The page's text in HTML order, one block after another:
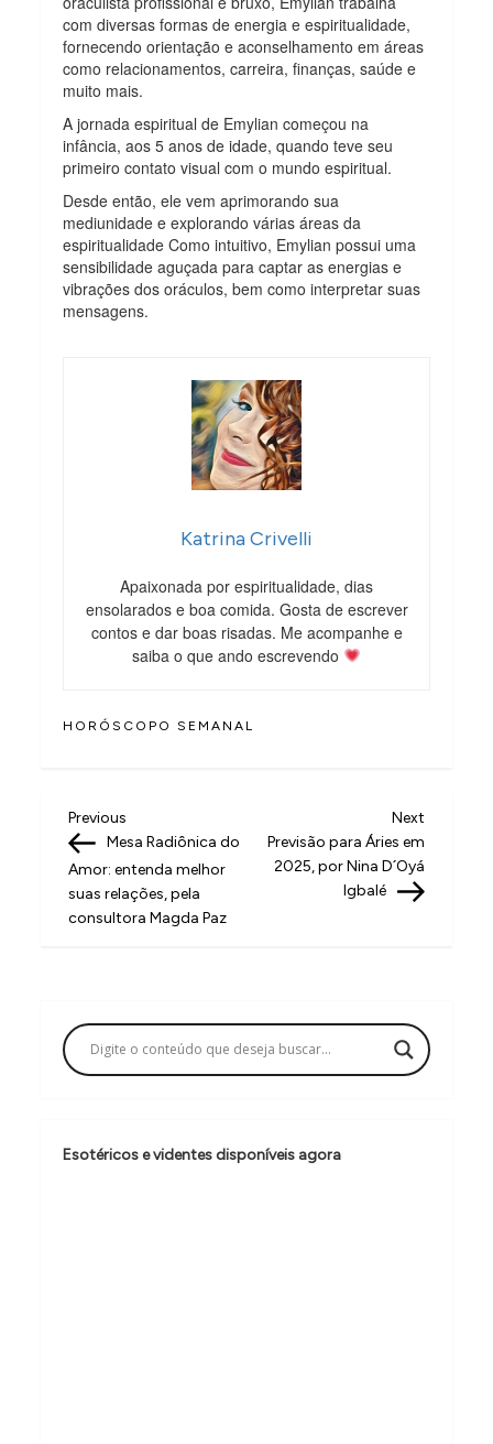
com diversas formas de energia e espiritualidade,
fornecendo orientação e aconselhamento em áreas
como relacionamentos, carreira, finanças, saúde e
muito mais.
A jornada espiritual de Emylian começou na
infância, aos 5 anos de idade, quando teve seu
primeiro contato visual com o mundo espiritual.
Desde então, ele vem aprimorando sua
mediunidade e explorando várias áreas da
espiritualidade Como intuitivo, Emylian possui uma
sensibilidade aguçada para captar as energias e
vibrações dos oráculos, bem como interpretar suas
mensagens.
Katrina Crivelli
Apaixonada por espiritualidade, dias
ensolarados e boa comida. Gosta de escrever
contos e dar boas risadas. Me acompanhe e
saiba o que ando escrevendo
HORÓSCOPO SEMANAL
N
a
v
e
ç
ã
d
Previous
Post
Previous
Mesa Radiônica do
Amor: entenda melhor
suas relações, pela
consultora Magda Paz
Next
Post
Next
Previsão para Áries em
2025, por Nina D´Oyá
Igbalé
Esotéricos e videntes disponíveis agora